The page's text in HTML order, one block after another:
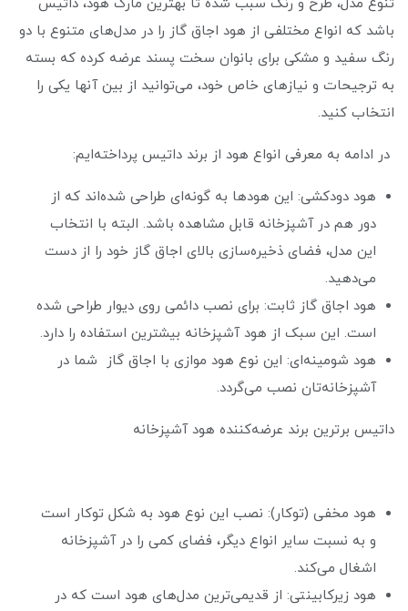
تنوع مدل، طرح و رنگ سبب شده تا بهترین مارک هود، داتیس
باشد که انواع مختلفی از هود اجاق گاز را در مدل‌های متنوع با دو
رنگ سفید و مشکی برای بانوان سخت پسند عرضه کرده که بسته
به ترجیحات و نیازهای خاص خود، می‌توانید از بین آنها یکی را
انتخاب کنید.
در ادامه به معرفی انواع هود از برند داتیس پرداخته‌ایم:
هود دودکشی: این هودها به گونه‌ای طراحی شده‌اند که از
دور هم در آشپزخانه قابل مشاهده باشد. البته با انتخاب
این مدل، فضای ذخیره‌سازی بالای اجاق گاز خود را از دست
می‌دهید.
هود اجاق گاز ثابت: برای نصب دائمی روی دیوار طراحی شده
است. این سبک از هود آشپزخانه بیشترین استفاده را دارد.
هود شومینه‌ای: این نوع هود موازی با اجاق گاز شما در
آشپزخانه‌تان نصب می‌گردد.
داتیس برترین برند عرضه‌کننده هود آشپزخانه
هود مخفی (توکار): نصب این نوع هود به شکل توکار است
و به نسبت سایر انواع دیگر، فضای کمی را در آشپزخانه
اشغال می‌کند.
هود زیرکابینتی: از قدیمی‌ترین مدل‌های هود است که در